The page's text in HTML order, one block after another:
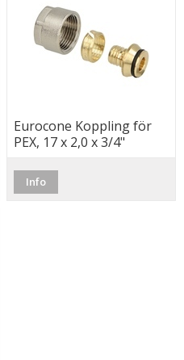
Eurocone Koppling för
PEX, 17 x 2,0 x 3/4"
Info